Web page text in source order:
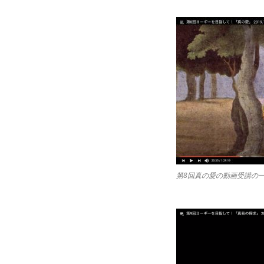
第8回真の愛の動画受講の